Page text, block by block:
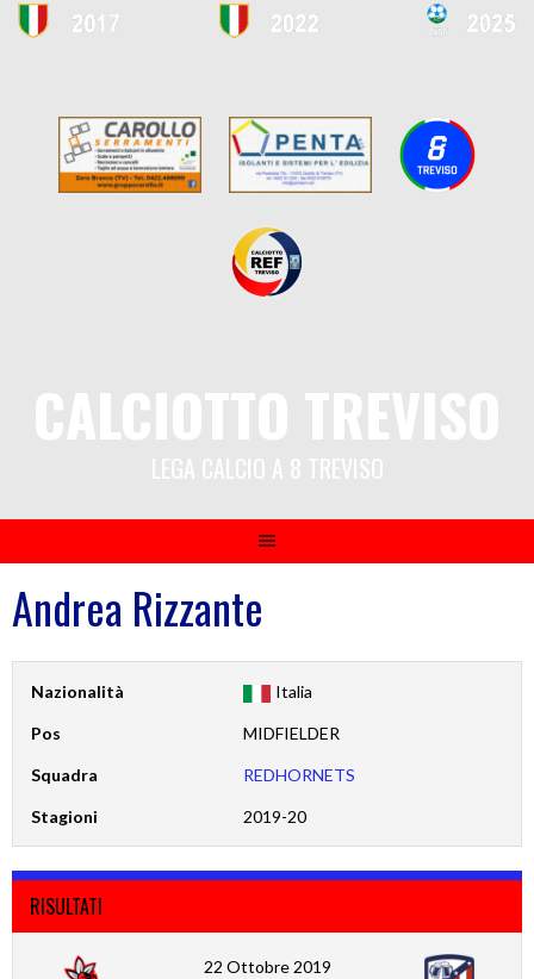
Andrea Rizzante
Nazionalità Italia
Pos MIDFIELDER
Squadra REDHORNETS
Stagioni 2019-20
RISULTATI
22 Ottobre 2019